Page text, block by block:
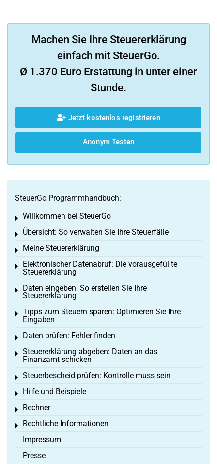
Machen Sie Ihre Steuererklärung
einfach mit SteuerGo.
Ø 1.370 Euro Erstattung in unter einer
Stunde.
Jetzt kostenlos registrieren
Anonym Testen
SteuerGo Programmhandbuch:
Willkommen bei SteuerGo
Toggle menu
Übersicht: So verwalten Sie Ihre Steuerfälle
Toggle menu
Meine Steuererklärung
Toggle menu
Elektronischer Datenabruf: Die vorausgefüllte
Steuererklärung
Toggle menu
Daten eingeben: So erstellen Sie Ihre
Steuererklärung
Toggle menu
Tipps zum Steuern sparen: Optimieren Sie Ihre
Eingaben
Toggle menu
Daten prüfen: Fehler finden
Toggle menu
Steuererklärung abgeben: Daten an das
Finanzamt schicken
Toggle menu
Steuerbescheid prüfen: Kontrolle muss sein
Toggle menu
Hilfe und Beispiele
Toggle menu
Rechner
Toggle menu
Rechtliche Informationen
Toggle menu
Impressum
Presse